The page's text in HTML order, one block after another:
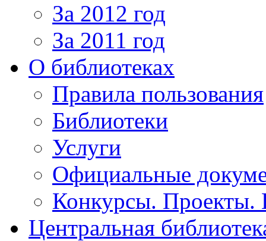
За 2012 год
За 2011 год
О библиотеках
Правила пользования
Библиотеки
Услуги
Официальные
Конкурсы.
Центральная